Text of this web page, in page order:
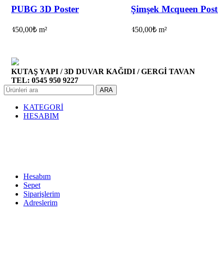
PUBG 3D Poster
450,00₺ m²
Şimşek Mcqueen
450,00₺ m²
KUTAŞ YAPI / 3D DUVAR KAĞIDI / GERGİ TAVAN
TEL: 0545 950 9227
ARA
KATEGORİ
HESABIM
Hesabım
Sepet
Siparişlerim
Adreslerim